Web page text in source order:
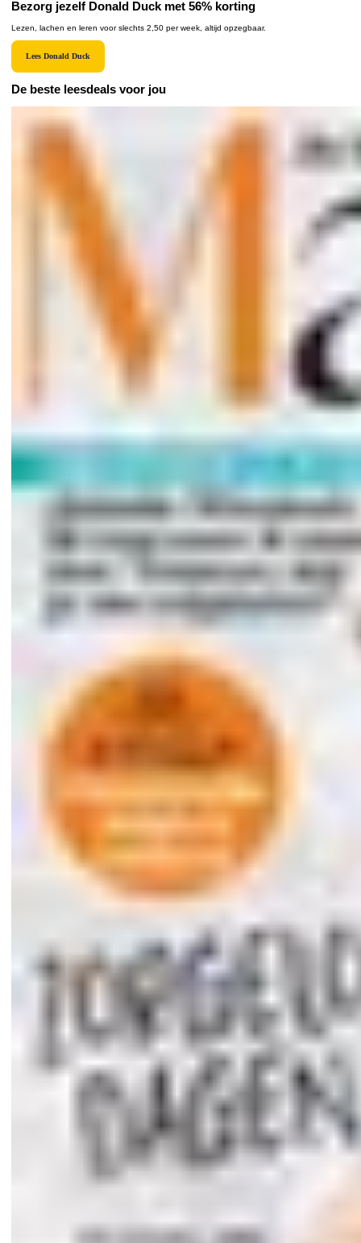
Bezorg jezelf Donald Duck met 56% korting
Lezen, lachen en leren voor slechts 2,50 per week, altijd opzegbaar.
Lees Donald Duck
De beste leesdeals voor jou